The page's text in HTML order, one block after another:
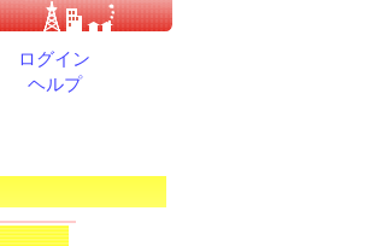
ログイン
ヘルプ